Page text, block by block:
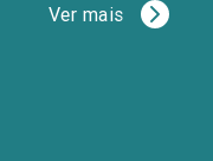
Ver mais